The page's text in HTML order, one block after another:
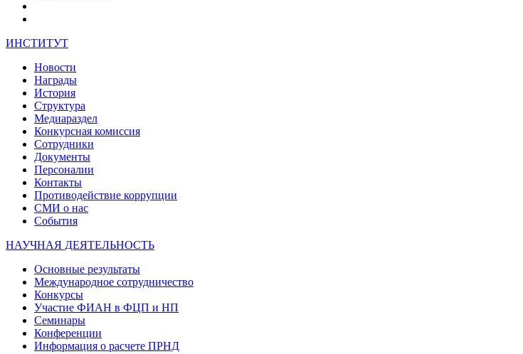
ИНСТИТУТ
Новости
Награды
История
Структура
Медиараздел
Конкурсная комиссия
Сотрудники
Документы
Персоналии
Контакты
Противодействие коррупции
СМИ о нас
События
НАУЧНАЯ ДЕЯТЕЛЬНОСТЬ
Основные результаты
Международное сотрудничество
Конкурсы
Участие ФИАН в ФЦП и НП
Семинары
Конференции
Информация о расчете ПРНД